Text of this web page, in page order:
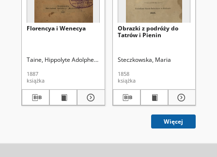
Florencya i Wenecya
Taine, Hippolyte Adolphe (1828-1893) Sygietyński, Antoni (1850-1923).
1887
książka
Obrazki z podróży do
Tatrów i Pienin
Steczkowska, Maria
1858
książka
Więcej